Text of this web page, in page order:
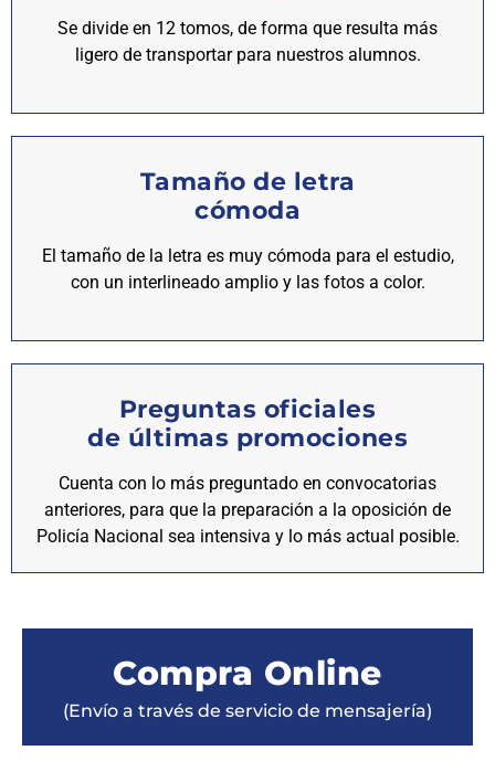
Se divide en 12 tomos, de forma que resulta más
ligero de transportar para nuestros alumnos.
Tamaño de letra
cómoda
El tamaño de la letra es muy cómoda para el estudio,
con un interlineado amplio y las fotos a color.
Preguntas oficiales
de últimas promociones
Cuenta con lo más preguntado en convocatorias
anteriores, para que la preparación a la oposición de
Policía Nacional sea intensiva y lo más actual posible.
Compra Online
(Envío a través de servicio de mensajería)